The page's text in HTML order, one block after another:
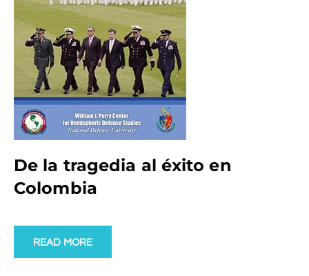
De la tragedia al éxito en
Colombia
READ MORE